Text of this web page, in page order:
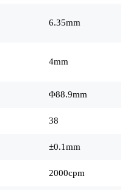
6.35mm
4mm
Φ88.9mm
38
±0.1mm
2000cpm